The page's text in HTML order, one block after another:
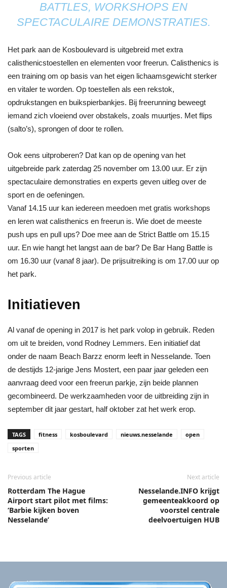
BATTLES, WORKSHOPS EN
SPECTACULAIRE DEMONSTRATIES.
Het park aan de Kosboulevard is uitgebreid met extra
calisthenicstoestellen en elementen voor freerun. Calisthenics is
een training om op basis van het eigen lichaamsgewicht sterker
en vitaler te worden. Op toestellen als een rekstok,
opdrukstangen en buikspierbankjes. Bij freerunning beweegt
iemand zich vloeiend over obstakels, zoals muurtjes. Met flips
(salto’s), sprongen of door te rollen.
Ook eens uitproberen? Dat kan op de opening van het
uitgebreide park zaterdag 25 november om 13.00 uur. Er zijn
spectaculaire demonstraties en experts geven uitleg over de
sport en de oefeningen.
Vanaf 14.15 uur kan iedereen meedoen met gratis workshops
en leren wat calisthenics en freerun is. Wie doet de meeste
push ups en pull ups? Doe mee aan de Strict Battle om 15.15
uur. En wie hangt het langst aan de bar? De Bar Hang Battle is
om 16.30 uur (vanaf 8 jaar). De prijsuitreiking is om 17.00 uur op
het park.
Initiatieven
Al vanaf de opening in 2017 is het park volop in gebruik. Reden
om uit te breiden, vond Rodney Lemmers. Een initiatief dat
onder de naam Beach Barzz enorm leeft in Nesselande. Toen
de destijds 12-jarige Jens Mostert, een paar jaar geleden een
aanvraag deed voor een freerun parkje, zijn beide plannen
gecombineerd. De werkzaamheden voor de uitbreiding zijn in
september dit jaar gestart, half oktober zat het werk erop.
TAGS fitness kosboulevard nieuws.nesselande
open
sporten
Previous article
Rotterdam The Hague
Airport start pilot met films:
‘Barbie kijken boven
Nesselande’
Next article
Nesselande.INFO krijgt
gemeenteakkoord op
voorstel centrale
deelvoertuigen HUB